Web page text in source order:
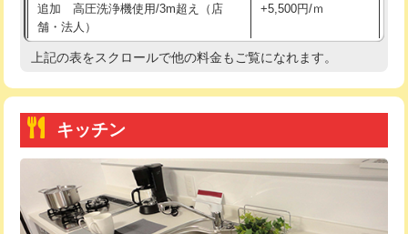
持込商品取付（浄水器・分岐水栓） 16,500円
持込商品取付（温水洗浄便座） 22,000円
持込商品取付（普通便座⇔温水洗浄便
22,000円
給水管工事※（ホール加工)
給水管工事※（バンド止め) 3,300円
給水管工事※（支持金具設置) 5,500円
追加 高圧洗浄機使用/3m超え（店
舗・法人）
+5,500円/ｍ
高度高圧洗浄換 現地調査
トーラー機使用/3mまで
追加トーラー機使用/3m超え +3,300円
カメラ調査 33,000円
上記の表をスクロールで他の料金もご覧になれます。
キッチン